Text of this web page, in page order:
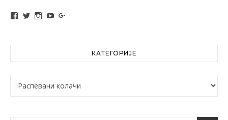
View altochef’s profile on Facebook
View jovancica73’s profile on Twitter
View jovancica73’s profile on Instagram
View jovancica73’s profile on YouTube
КАТЕГОРИЈЕ